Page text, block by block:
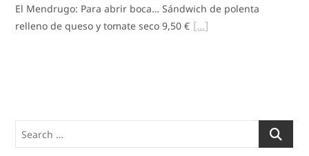
El Mendrugo: Para abrir boca… Sándwich de polenta
relleno de queso y tomate seco 9,50 €
Search
…